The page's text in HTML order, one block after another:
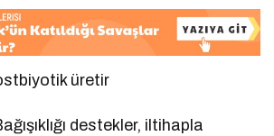
üretir
destekler, iltihapla